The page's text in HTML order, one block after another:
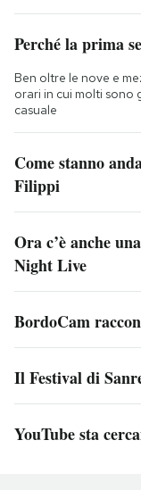
Perché la prima
Ben oltre le nove e
orari in cui molti sono
casuale
Come stanno
Filippi
Ora c’è anche
Night Live
BordoCam
Il Festival di
YouTube sta